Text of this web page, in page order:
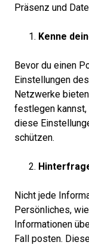
Präsenz und
Kenne
Bevor du einen
Einstellungen
Netzwerke
festlegen kannst,
diese
schützen.
Nicht jede
Persönliches,
Informationen
Fall posten.